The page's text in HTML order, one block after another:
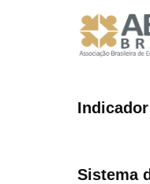
Indicador
Sistema